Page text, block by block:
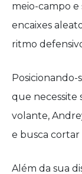
meio-campo e
encaixes
ritmo
que necessite
volante,
e busca cortar
Além da sua